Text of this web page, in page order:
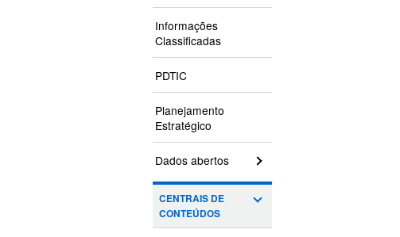
Informações
Classificadas
PDTIC
Planejamento
Estratégico
Dados abertos
CENTRAIS DE
CONTEÚDOS